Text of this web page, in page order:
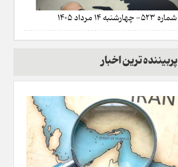
شماره 523- چهارشنبه 14 مرداد 1405
پربیننده ترین اخبار